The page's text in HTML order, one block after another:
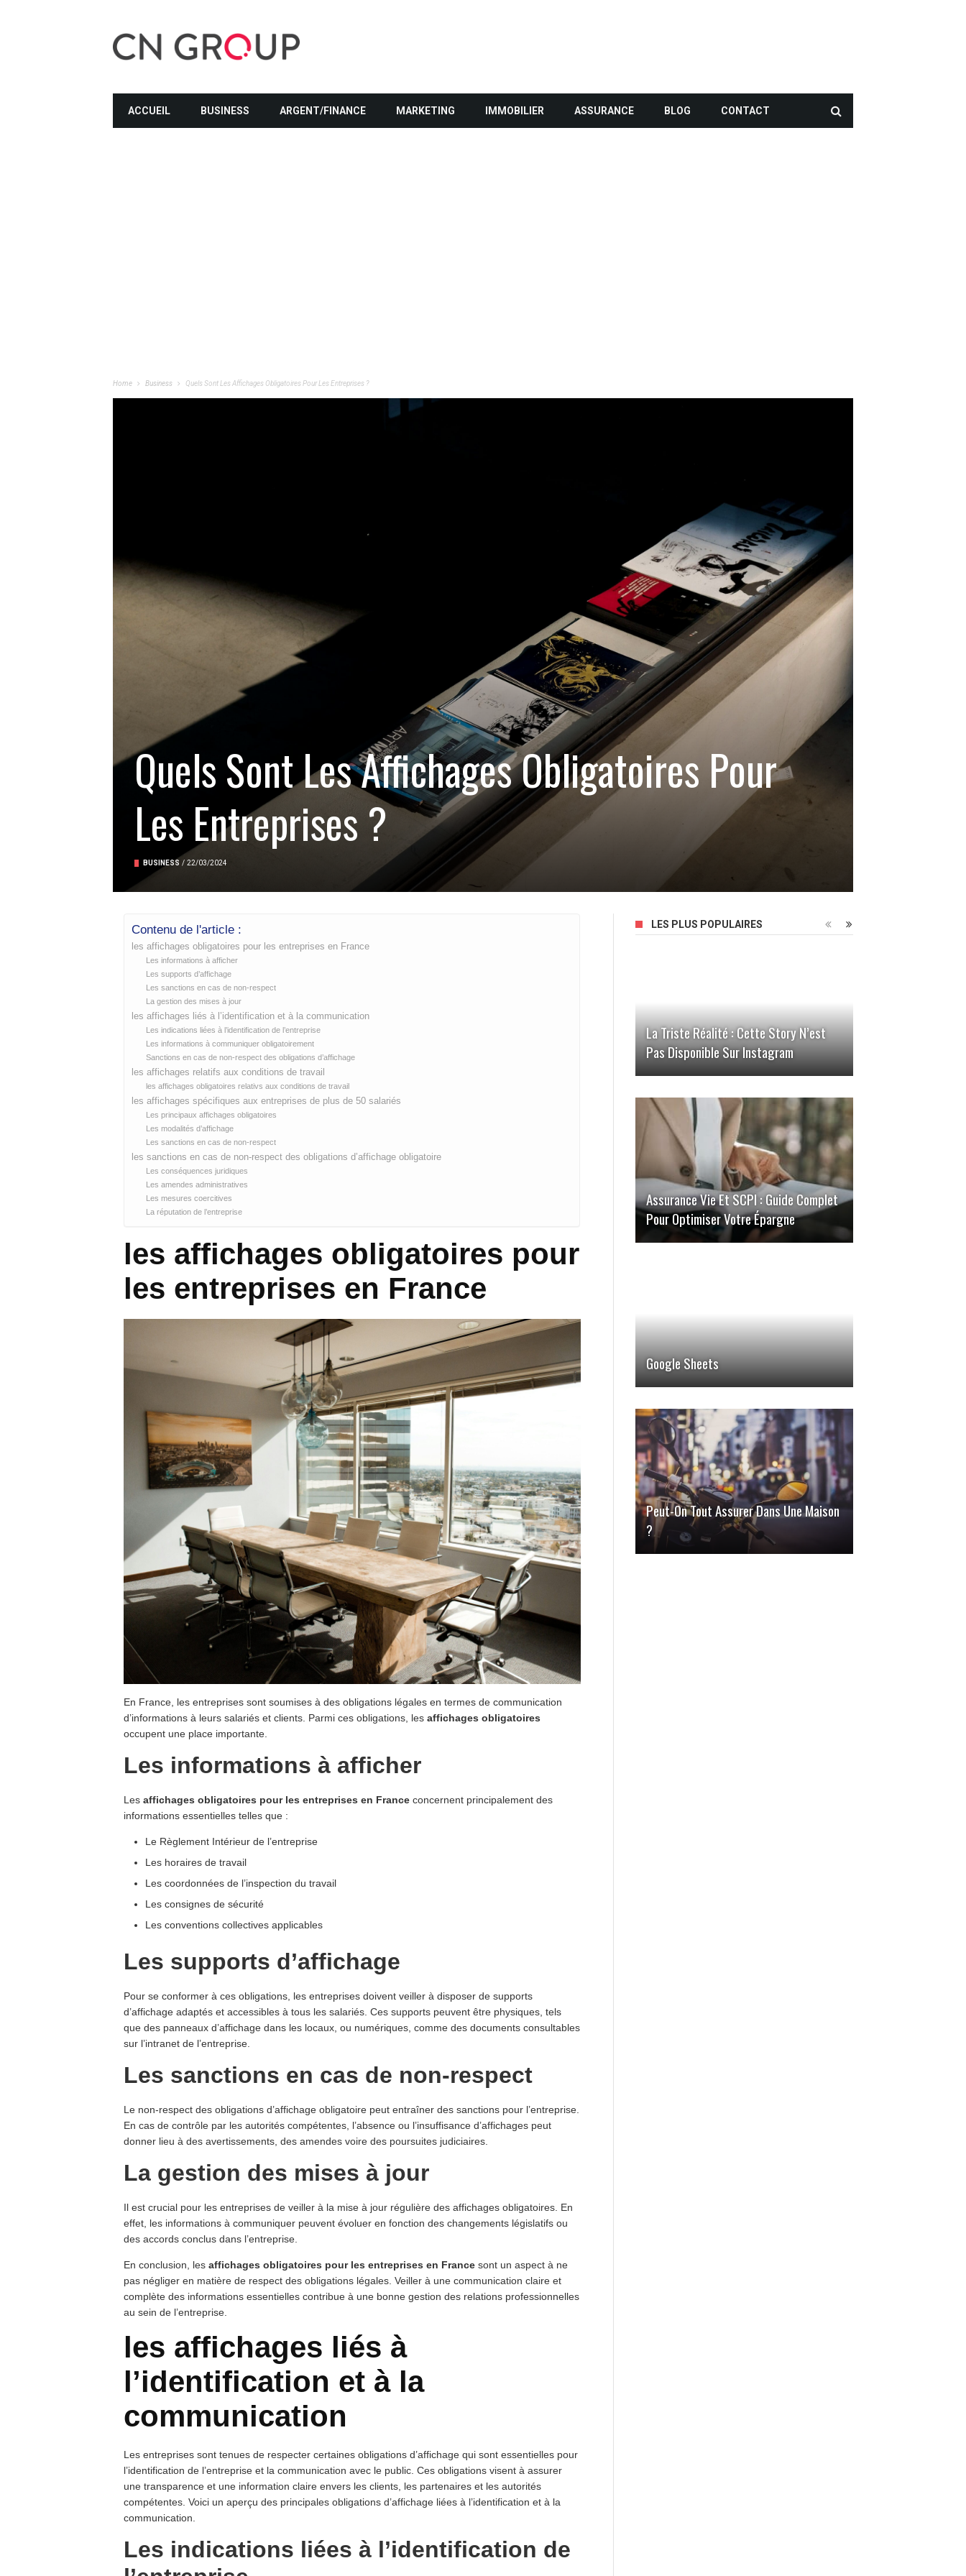
ACCUEIL BUSINESS ARGENT/FINANCE MARKETING IMMOBILIER ASSURANCE BLOG CONTACT
Home Business Quels Sont Les Affichages Obligatoires Pour Les Entreprises ?
Quels Sont Les Affichages Obligatoires Pour
Les Entreprises ?
BUSINESS / 22/03/2024
Contenu de l'article :
les affichages obligatoires pour les entreprises en France
Les informations à afficher
Les supports d’affichage
Les sanctions en cas de non-respect
La gestion des mises à jour
les affichages liés à l’identification et à la communication
Les indications liées à l’identification de l’entreprise
Les informations à communiquer obligatoirement
Sanctions en cas de non-respect des obligations d’affichage
les affichages relatifs aux conditions de travail
les affichages obligatoires relativs aux conditions de travail
les affichages spécifiques aux entreprises de plus de 50 salariés
Les principaux affichages obligatoires
Les modalités d’affichage
Les sanctions en cas de non-respect
les sanctions en cas de non-respect des obligations d’affichage obligatoire
Les conséquences juridiques
Les amendes administratives
Les mesures coercitives
La réputation de l’entreprise
les affichages obligatoires pour
les entreprises en France
En France, les entreprises sont soumises à des obligations légales en termes de communication
d’informations à leurs salariés et clients. Parmi ces obligations, les affichages obligatoires
occupent une place importante.
Les informations à afficher
Les affichages obligatoires pour les entreprises en France concernent principalement des
informations essentielles telles que :
Le Règlement Intérieur de l’entreprise
Les horaires de travail
Les coordonnées de l’inspection du travail
Les consignes de sécurité
Les conventions collectives applicables
Les supports d’affichage
Pour se conformer à ces obligations, les entreprises doivent veiller à disposer de supports
d’affichage adaptés et accessibles à tous les salariés. Ces supports peuvent être physiques, tels
que des panneaux d’affichage dans les locaux, ou numériques, comme des documents consultables
sur l’intranet de l’entreprise.
Les sanctions en cas de non-respect
Le non-respect des obligations d’affichage obligatoire peut entraîner des sanctions pour l’entreprise.
En cas de contrôle par les autorités compétentes, l’absence ou l’insuffisance d’affichages peut
donner lieu à des avertissements, des amendes voire des poursuites judiciaires.
La gestion des mises à jour
Il est crucial pour les entreprises de veiller à la mise à jour régulière des affichages obligatoires. En
effet, les informations à communiquer peuvent évoluer en fonction des changements législatifs ou
des accords conclus dans l’entreprise.
En conclusion, les affichages obligatoires pour les entreprises en France sont un aspect à ne
pas négliger en matière de respect des obligations légales. Veiller à une communication claire et
complète des informations essentielles contribue à une bonne gestion des relations professionnelles
au sein de l’entreprise.
les affichages liés à
l’identification et à la
communication
Les entreprises sont tenues de respecter certaines obligations d’affichage qui sont essentielles pour
l’identification de l’entreprise et la communication avec le public. Ces obligations visent à assurer
une transparence et une information claire envers les clients, les partenaires et les autorités
compétentes. Voici un aperçu des principales obligations d’affichage liées à l’identification et à la
communication.
Les indications liées à l’identification de
LES PLUS POPULAIRES
La Triste Réalité : Cette Story N’est
Pas Disponible Sur Instagram
Assurance Vie Et SCPI : Guide Complet
Pour Optimiser Votre Épargne
Google Sheets
Peut-On Tout Assurer Dans Une Maison
?